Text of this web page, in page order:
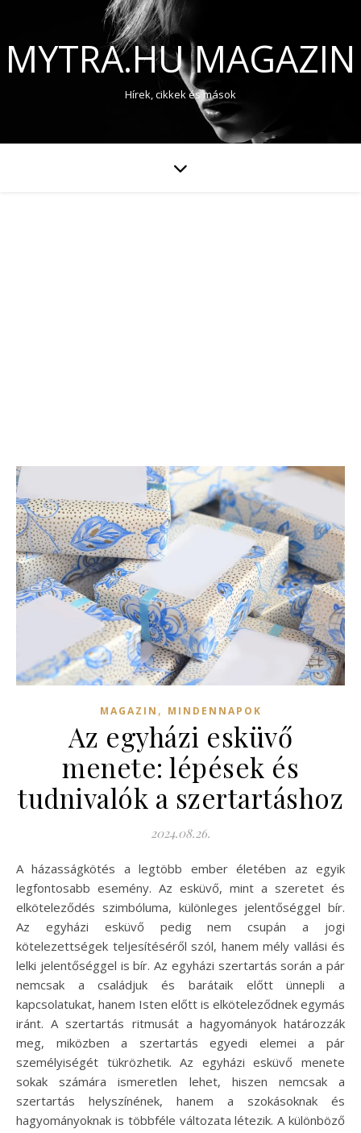
MYTRA.HU MAGAZIN
Hírek, cikkek és mások
MAGAZIN , MINDENNAPOK
Az egyházi esküvő
menete: lépések és
tudnivalók a szertartáshoz
2024.08.26.
A házasságkötés a legtöbb ember életében az egyik
legfontosabb esemény. Az esküvő, mint a szeretet és
elköteleződés szimbóluma, különleges jelentőséggel bír.
Az egyházi esküvő pedig nem csupán a jogi
kötelezettségek teljesítéséről szól, hanem mély vallási és
lelki jelentőséggel is bír. Az egyházi szertartás során a pár
nemcsak a családjuk és barátaik előtt ünnepli a
kapcsolatukat, hanem Isten előtt is elköteleződnek egymás
iránt. A szertartás ritmusát a hagyományok határozzák
meg, miközben a szertartás egyedi elemei a pár
személyiségét tükrözhetik. Az egyházi esküvő menete
sokak számára ismeretlen lehet, hiszen nemcsak a
szertartás helyszínének, hanem a szokásoknak és
hagyományoknak is többféle változata létezik. A különböző